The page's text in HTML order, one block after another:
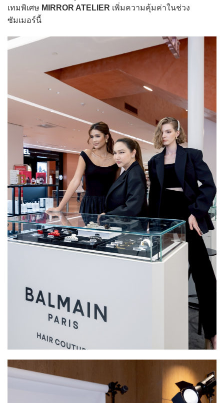
เทมพิเศษ MIRROR ATELIER เพิ่มความคุ้มค่าในช่วง
ซัมเมอร์นี้